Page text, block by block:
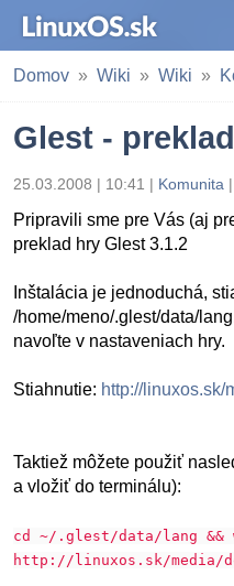
Domov Wiki Wiki
Glest - preklad
25.03.2008 | 10:41 | Komunita |
Pripravili sme pre Vás (aj
preklad hry Glest 3.1.2
Inštalácia je jednoduchá,
/home/meno/.glest/data/
navoľte v nastaveniach hry.
Stiahnutie: http://linuxos.sk/
Taktiež môžete použiť
a vložiť do terminálu):
cd ~/.glest/data/lang &&
http://linuxos.sk/media/